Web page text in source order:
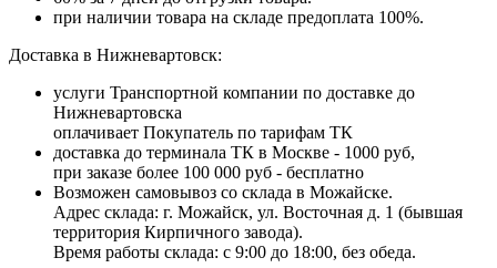
при наличии товара на складе предоплата 100%.
Доставка в Нижневартовск:
услуги Транспортной компании по доставке до
Нижневартовска
оплачивает Покупатель по тарифам ТК
доставка до терминала ТК в Москве - 1000 руб,
при заказе более 100 000 руб - бесплатно
Возможен самовывоз со склада в Можайске.
Адрес склада: г. Можайск, ул. Восточная д. 1 (бывшая
территория Кирпичного завода).
Время работы склада: с 9:00 до 18:00, без обеда.